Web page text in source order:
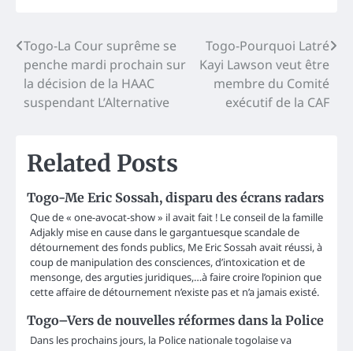
Post
navigation
Togo-La Cour suprême se
penche mardi prochain sur
la décision de la HAAC
suspendant L’Alternative
Togo-Pourquoi Latré
Kayi Lawson veut être
membre du Comité
exécutif de la CAF
Related Posts
Togo-Me Eric Sossah, disparu des écrans radars
Que de « one-avocat-show » il avait fait ! Le conseil de la famille
Adjakly mise en cause dans le gargantuesque scandale de
détournement des fonds publics, Me Eric Sossah avait réussi, à
coup de manipulation des consciences, d’intoxication et de
mensonge, des arguties juridiques,…à faire croire l’opinion que
cette affaire de détournement n’existe pas et n’a jamais existé.
Togo–Vers de nouvelles réformes dans la Police
Dans les prochains jours, la Police nationale togolaise va